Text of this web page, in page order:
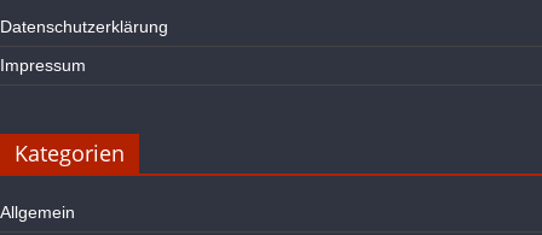
Datenschutzerklärung
Impressum
Kategorien
Allgemein